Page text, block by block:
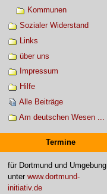
Kommunen
Sozialer Widerstand
Links
über uns
Impressum
Hilfe
Alle Beiträge
Am deutschen Wesen ...
Termine
für Dortmund und Umgebung
unter www.dortmund-
initiativ.de